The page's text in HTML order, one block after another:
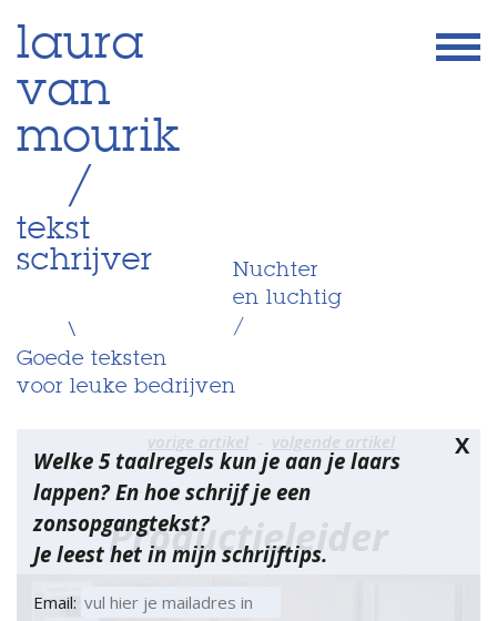
Skip
to
content
laura
van
mourik
/
tekst
schrijver
\
Nuchter
en luchtig
/
Goede teksten
voor leuke bedrijven
X
Welke 5 taalregels kun je aan je laars
lappen? En hoe schrijf je een
zonsopgangtekst?
Je leest het in mijn schrijftips.
Email:
Bericht
navigatie
vorige artikel volgende artikel
Productieleider